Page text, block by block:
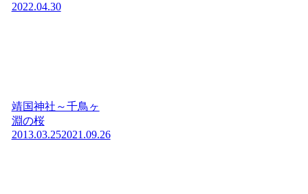
2022.04.30
靖国神社～千鳥ヶ
淵の桜
2013.03.252021.09.26